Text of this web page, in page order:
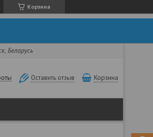
Корзина
Беларусь
Оставить отзыв Корзина